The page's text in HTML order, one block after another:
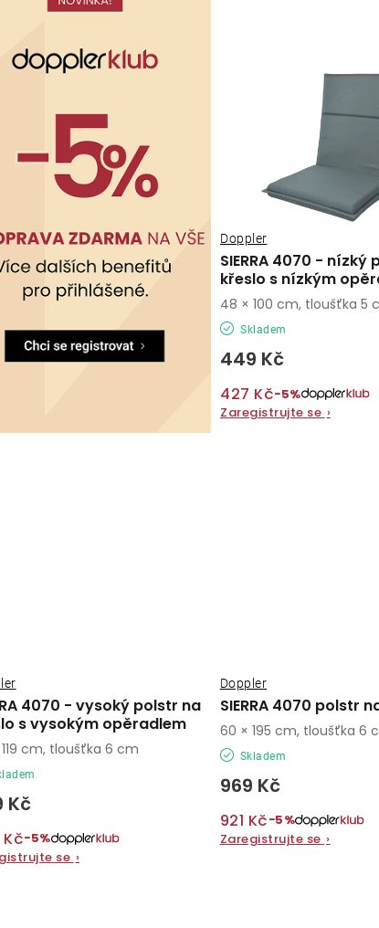
SIERRA 4070 - nízký
křeslo s nízkým
Doppler
Skladem
449 Kč
427 Kč−5%
Zaregistrujte se ›
48 × 100 cm, tloušťka 5
4070 - vysoký polstr na
s vysokým opěradlem
Kč
−5%
se ›
cm, tloušťka 6 cm
SIERRA 4070 polstr
Doppler
Skladem
969 Kč
921 Kč−5%
Zaregistrujte se ›
60 × 195 cm, tloušťka 6